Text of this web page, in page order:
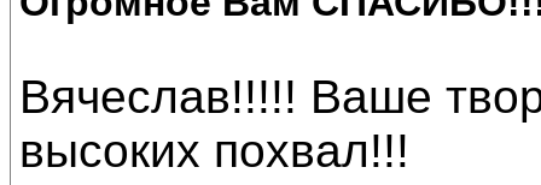
Вячеслав!!!!! Ваше
высоких похвал!!!